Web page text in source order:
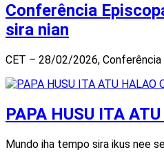
Conferência
sira nian
CET – 28/02/2026, Conferência
PAPA HUSU ITA
Mundo iha tempo sira ikus nee